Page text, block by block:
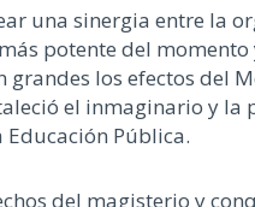
una sinergia entre la
potente del
los efectos del
el inmaginario y la
Pública.
del magisterio y